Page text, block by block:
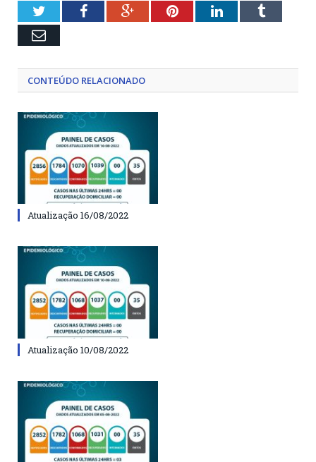
TwitterFacebookGoogle+PinterestLinkedInTumblr
Email
CONTEÚDO RELACIONADO
Atualização 16/08/2022
Atualização 10/08/2022